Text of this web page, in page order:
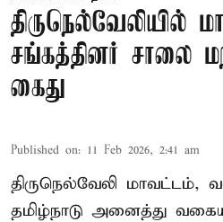
திருநெல்வேலியில்
சங்கத்தினர் சாலை
கைது
Published on: 11 Feb 2026, 2:41 am
திருநெல்வேலி
தமிழ்நாடு அனைத்து